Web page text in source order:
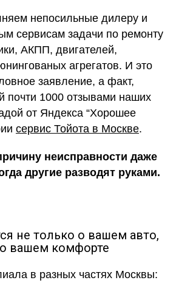
непосильные дилеру и
сервисам задачи по ремонту
АКПП, двигателей,
агрегатов. И это
заявление, а факт,
почти 1000 отзывами наших
от Яндекса “Хорошее
сервис Тойота в Москве.
неисправности даже
другие разводят руками.
не только о вашем авто,
вашем комфорте
в разных частях Москвы: